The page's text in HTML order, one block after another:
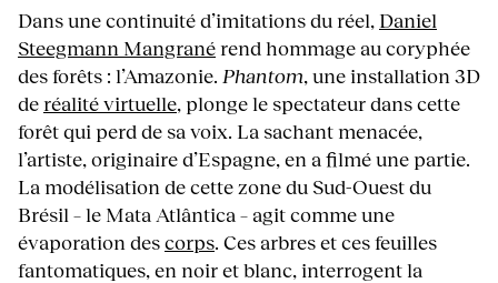
Dans une continuité d’imitations du réel, Daniel
Steegmann Mangranérend hommage au coryphée
des forêts : l’Amazonie. Phantom, une installation 3D
deréalité virtuelle, plonge le spectateur dans cette
forêt qui perd de sa voix. La sachant menacée,
l’artiste, originaire d’Espagne, en a filmé une partie.
La modélisation de cette zone du Sud-Ouest du
Brésil – le Mata Atlântica – agit comme une
évaporation descorps. Ces arbres et ces feuilles
fantomatiques, en noir et blanc, interrogent la